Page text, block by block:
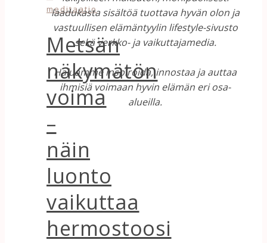
meditaatio
Metsän
näkymätön
voima
–
näin
luonto
vaikuttaa
hermostoosi
laadukasta sisältöä tuottava hyvän olon ja
vastuullisen elämäntyylin lifestyle-sivusto
sekä verkko- ja vaikuttajamedia.
Haluamme inspiroida, innostaa ja auttaa
ihmisiä voimaan hyvin elämän eri osa-
alueilla.